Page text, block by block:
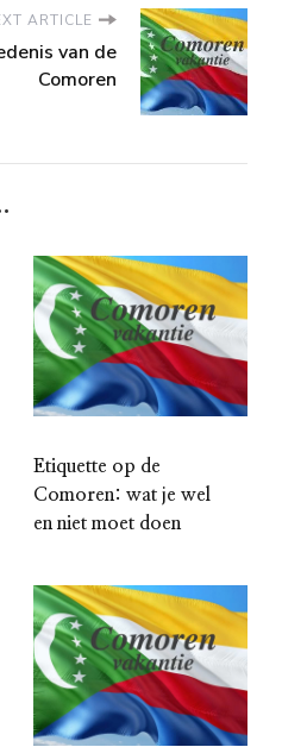
ARTICLE
van de
Comoren
Etiquette op de
Comoren: wat je wel
en niet moet doen